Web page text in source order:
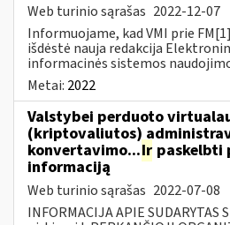
Web turinio sąrašas 2022-12-07
Informuojame, kad VMI prie
išdėstė nauja redakcija
informacinės sistemos
Metai: 2022
Valstybei perduoto
(kriptovaliutos)
konvertavimo...Ir paskelbti
informaciją
Web turinio sąrašas 2022-07-08
INFORMACIJA APIE SUDARYTAS